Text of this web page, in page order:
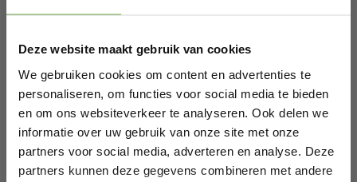
Deze website maakt gebruik van cookies
We gebruiken cookies om content en advertenties te
personaliseren, om functies voor social media te bieden
en om ons websiteverkeer te analyseren. Ook delen we
informatie over uw gebruik van onze site met onze
partners voor social media, adverteren en analyse. Deze
partners kunnen deze gegevens combineren met andere
Artikelnummer
EAN
4251779111091
SKU
143313089
Gerelateerde producten
Schrijf je in en ontvang
Bij 2dekansje.com profiteer je van
kortingen tot wel 70%.